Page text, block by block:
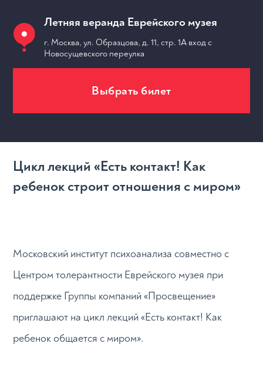
Летняя веранда Еврейского музея
г. Москва, ул. Образцова, д. 11, стр. 1А вход с
Новосущевского переулка
Выбрать билет
Цикл лекций «Есть контакт! Как
ребенок строит отношения с миром»
Московский институт психоанализа совместно с
Центром толерантности Еврейского музея при
поддержке Группы компаний «Просвещение»
приглашают на цикл лекций «Есть контакт! Как
ребенок общается с миром».